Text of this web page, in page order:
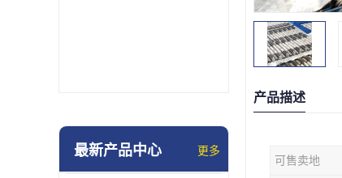
最新产品中心 更多
产品描述
可售卖地